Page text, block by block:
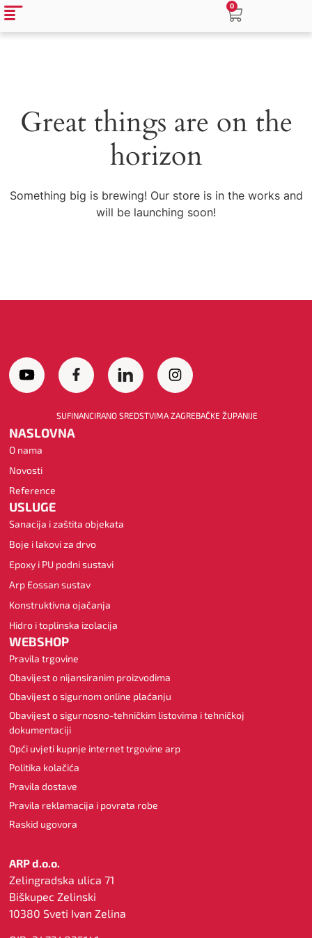
0
Great things are on the
horizon
Something big is brewing! Our store is in the works and
will be launching soon!
SUFINANCIRANO SREDSTVIMA ZAGREBAČKE ŽUPANIJE
NASLOVNA
O nama
Novosti
Reference
USLUGE
Sanacija i zaštita objekata
Boje i lakovi za drvo
Epoxy i PU podni sustavi
Arp Eossan sustav
Konstruktivna ojačanja
Hidro i toplinska izolacija
WEBSHOP
Pravila trgovine
Obavijest o nijansiranim proizvodima
Obavijest o sigurnom online plaćanju
Obavijest o sigurnosno-tehničkim listovima i tehničkoj
dokumentaciji
Opći uvjeti kupnje internet trgovine arp
Politika kolačića
Pravila dostave
Pravila reklamacija i povrata robe
Raskid ugovora
ARP d.o.o.
Zelingradska ulica 71
Biškupec Zelinski
10380 Sveti Ivan Zelina